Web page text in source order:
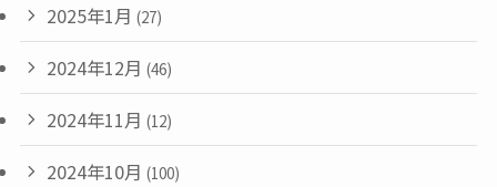
2025年1月 (27)
2024年12月 (46)
2024年11月 (12)
2024年10月 (100)